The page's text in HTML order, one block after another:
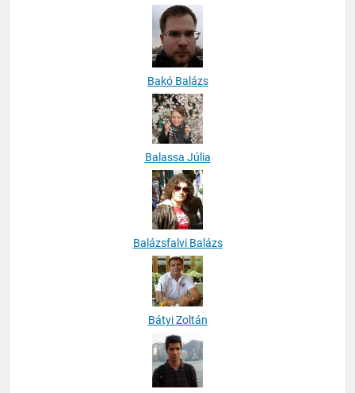
Bakó Balázs
Balassa Júlia
Balázsfalvi Balázs
Bátyi Zoltán